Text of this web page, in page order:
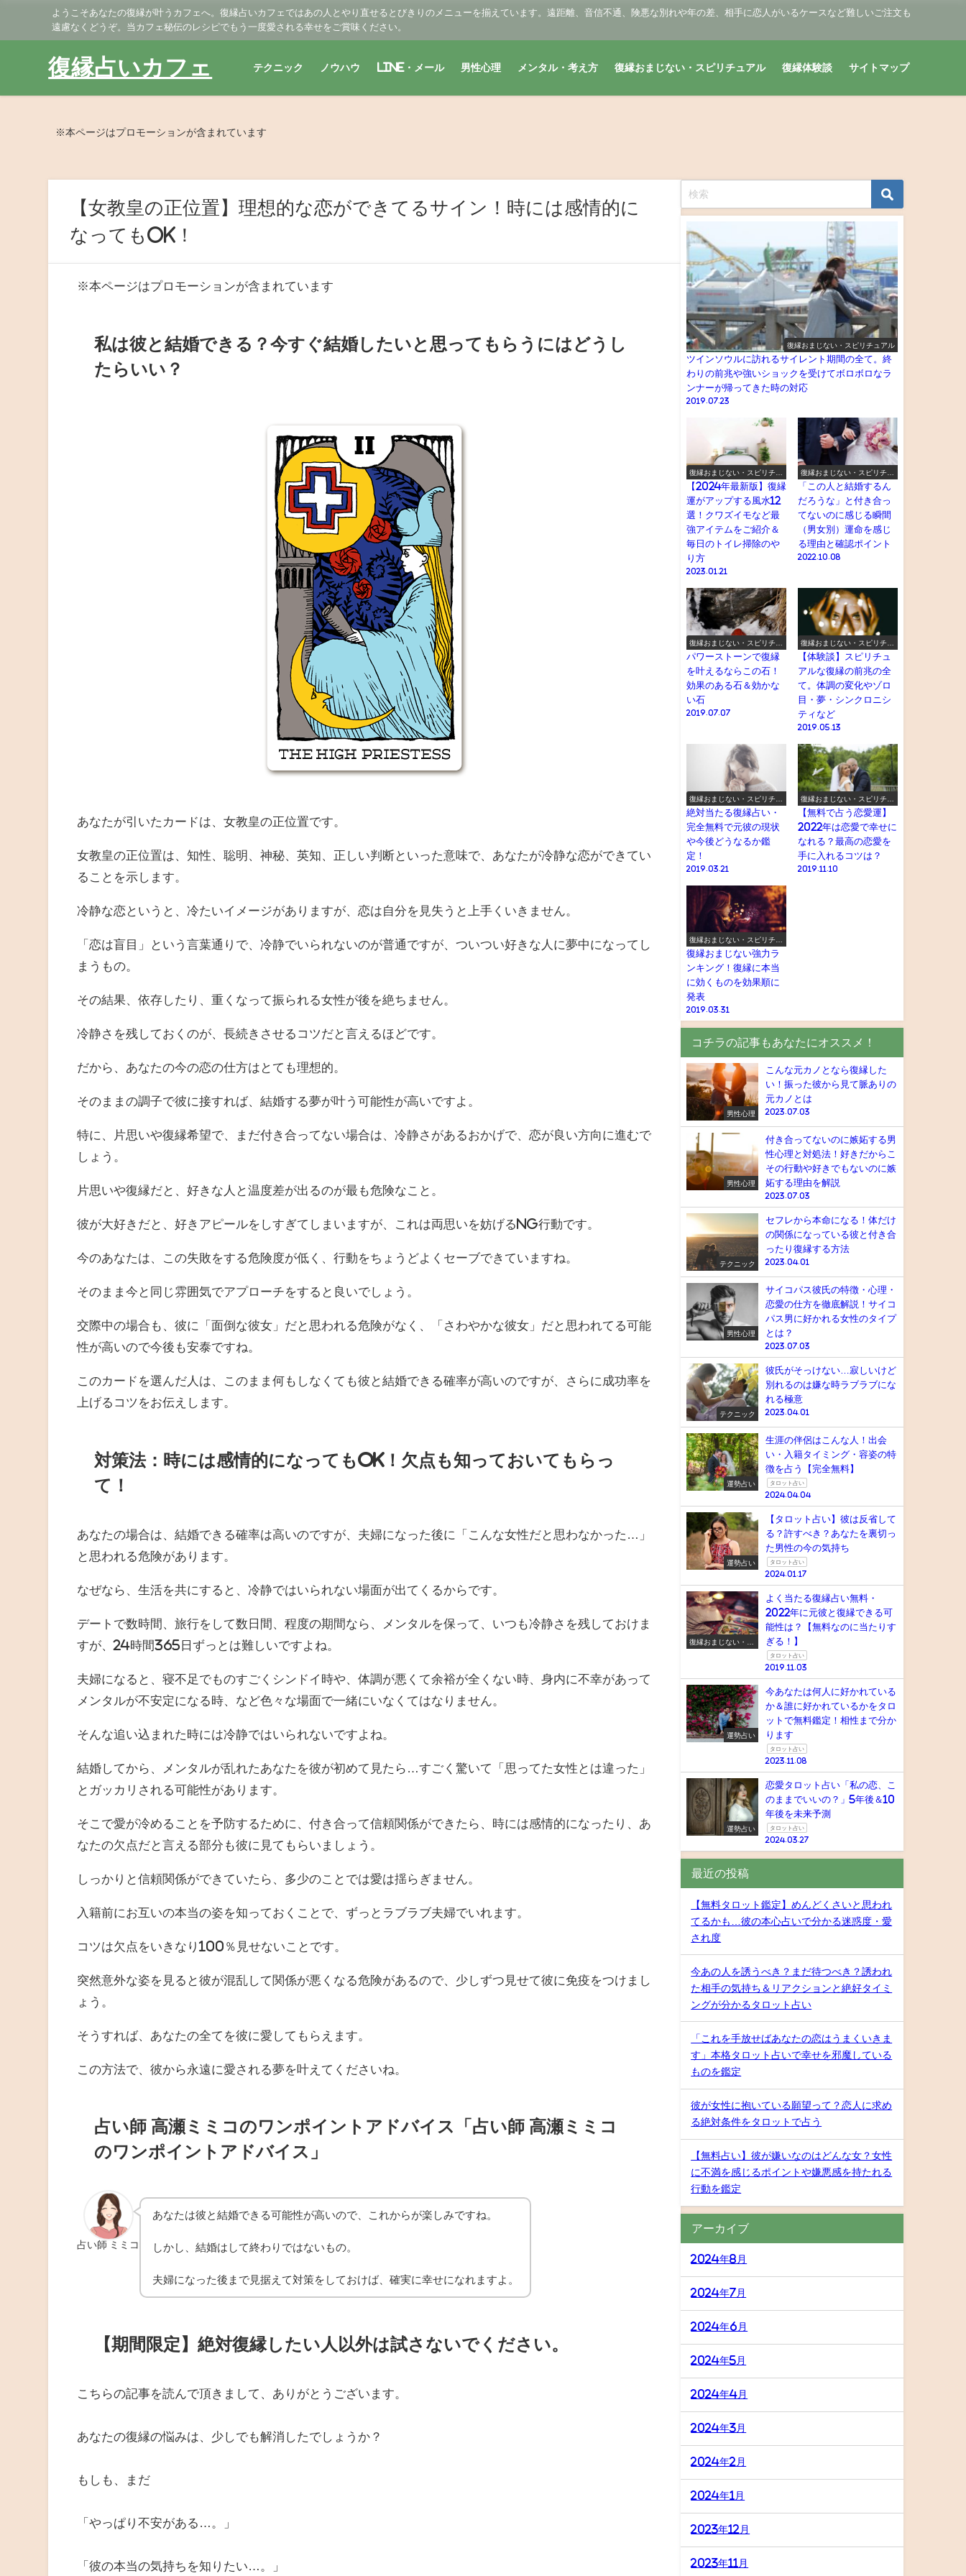
ようこそあなたの復縁が叶うカフェへ。復縁占いカフェではあの人とやり直せるとびきりのメニューを揃えています。遠距離、音信不通、険悪な別れや年の差、相手に恋人がいるケースなど難しいご注文も
遠慮なくどうぞ。当カフェ秘伝のレシピでもう一度愛される幸せをご賞味ください。
復縁占いカフェ テクニック ノウハウ LINE・メール 男性心理 メンタル・考え方 復縁おまじない・スピリチュアル 復縁体験談 サイトマップ
※本ページはプロモーションが含まれています
【女教皇の正位置】理想的な恋ができてるサイン！時には感情的に
なってもOK！
※本ページはプロモーションが含まれています
私は彼と結婚できる？今すぐ結婚したいと思ってもらうにはどうし
たらいい？
あなたが引いたカードは、女教皇の正位置です。
女教皇の正位置は、知性、聡明、神秘、英知、正しい判断といった意味で、あなたが冷静な恋ができてい
ることを示します。
冷静な恋というと、冷たいイメージがありますが、恋は自分を見失うと上手くいきません。
「恋は盲目」という言葉通りで、冷静でいられないのが普通ですが、ついつい好きな人に夢中になってし
まうもの。
その結果、依存したり、重くなって振られる女性が後を絶ちません。
冷静さを残しておくのが、長続きさせるコツだと言えるほどです。
だから、あなたの今の恋の仕方はとても理想的。
そのままの調子で彼に接すれば、結婚する夢が叶う可能性が高いですよ。
特に、片思いや復縁希望で、まだ付き合ってない場合は、冷静さがあるおかげで、恋が良い方向に進むで
しょう。
片思いや復縁だと、好きな人と温度差が出るのが最も危険なこと。
彼が大好きだと、好きアピールをしすぎてしまいますが、これは両思いを妨げるNG行動です。
今のあなたは、この失敗をする危険度が低く、行動をちょうどよくセーブできていますね。
そのまま今と同じ雰囲気でアプローチをすると良いでしょう。
交際中の場合も、彼に「面倒な彼女」だと思われる危険がなく、「さわやかな彼女」だと思われてる可能
性が高いので今後も安泰ですね。
このカードを選んだ人は、このまま何もしなくても彼と結婚できる確率が高いのですが、さらに成功率を
上げるコツをお伝えします。
対策法：時には感情的になってもOK！欠点も知っておいてもらっ
て！
あなたの場合は、結婚できる確率は高いのですが、夫婦になった後に「こんな女性だと思わなかった…」
と思われる危険があります。
なぜなら、生活を共にすると、冷静ではいられない場面が出てくるからです。
デートで数時間、旅行をして数日間、程度の期間なら、メンタルを保って、いつも冷静さを残しておけま
すが、24時間365日ずっとは難しいですよね。
夫婦になると、寝不足でものすごくシンドイ時や、体調が悪くて余裕が全くない時、身内に不幸があって
メンタルが不安定になる時、など色々な場面で一緒にいなくてはなりません。
そんな追い込まれた時には冷静ではいられないですよね。
結婚してから、メンタルが乱れたあなたを彼が初めて見たら…すごく驚いて「思ってた女性とは違った」
とガッカリされる可能性があります。
そこで愛が冷めることを予防するために、付き合って信頼関係ができたら、時には感情的になったり、あ
なたの欠点だと言える部分も彼に見てもらいましょう。
しっかりと信頼関係ができていたら、多少のことでは愛は揺らぎません。
入籍前にお互いの本当の姿を知っておくことで、ずっとラブラブ夫婦でいれます。
コツは欠点をいきなり100％見せないことです。
突然意外な姿を見ると彼が混乱して関係が悪くなる危険があるので、少しずつ見せて彼に免疫をつけまし
ょう。
そうすれば、あなたの全てを彼に愛してもらえます。
この方法で、彼から永遠に愛される夢を叶えてくださいね。
占い師 高瀬ミミコのワンポイントアドバイス「占い師 高瀬ミミコ
のワンポイントアドバイス」
占い師 ミミコ
あなたは彼と結婚できる可能性が高いので、これからが楽しみですね。
しかし、結婚はして終わりではないもの。
夫婦になった後まで見据えて対策をしておけば、確実に幸せになれますよ。
【期間限定】絶対復縁したい人以外は試さないでください。
こちらの記事を読んで頂きまして、ありがとうございます。
あなたの復縁の悩みは、少しでも解消したでしょうか？
もしも、まだ
「やっぱり不安がある…。」
「彼の本当の気持ちを知りたい…。」
復縁おまじない・スピリチュアル
ツインソウルに訪れるサイレント期間の全て。終
わりの前兆や強いショックを受けてボロボロなラ
ンナーが帰ってきた時の対応
2019.07.23
復縁おまじない・スピリチュ
アル
【2024年最新版】復縁
運がアップする風水12
選！クワズイモなど最
強アイテムをご紹介＆
毎日のトイレ掃除のや
り方
2023.01.21
復縁おまじない・スピリチュ
アル
「この人と結婚するん
だろうな」と付き合っ
てないのに感じる瞬間
（男女別）運命を感じ
る理由と確認ポイント
2022.10.08
復縁おまじない・スピリチュ
アル
パワーストーンで復縁
を叶えるならこの石！
効果のある石＆効かな
い石
2019.07.07
復縁おまじない・スピリチュ
アル
【体験談】スピリチュ
アルな復縁の前兆の全
て。体調の変化やゾロ
目・夢・シンクロニシ
ティなど
2019.05.13
復縁おまじない・スピリチュ
アル
絶対当たる復縁占い・
完全無料で元彼の現状
や今後どうなるか鑑
定！
2019.03.21
復縁おまじない・スピリチュ
アル
【無料で占う恋愛運】
2022年は恋愛で幸せに
なれる？最高の恋愛を
手に入れるコツは？
2019.11.10
復縁おまじない・スピリチュ
アル
復縁おまじない強力ラ
ンキング！復縁に本当
に効くものを効果順に
発表
2019.03.31
コチラの記事もあなたにオススメ！
男性心理
こんな元カノとなら復縁した
い！振った彼から見て脈ありの
元カノとは
2023.07.03
男性心理
付き合ってないのに嫉妬する男
性心理と対処法！好きだからこ
その行動や好きでもないのに嫉
妬する理由を解説
2023.07.03
テクニック
セフレから本命になる！体だけ
の関係になっている彼と付き合
ったり復縁する方法
2023.04.01
男性心理
サイコパス彼氏の特徴・心理・
恋愛の仕方を徹底解説！サイコ
パス男に好かれる女性のタイプ
とは？
2023.07.03
テクニック
彼氏がそっけない…寂しいけど
別れるのは嫌な時ラブラブにな
れる極意
2023.04.01
運勢占い
生涯の伴侶はこんな人！出会
い・入籍タイミング・容姿の特
徴を占う【完全無料】
タロット占い
2024.04.04
運勢占い
【タロット占い】彼は反省して
る？許すべき？あなたを裏切っ
た男性の今の気持ち
タロット占い
2024.01.17
復縁おまじない・ス
よく当たる復縁占い無料・
2022年に元彼と復縁できる可
能性は？【無料なのに当たりす
ぎる！】
タロット占い
2019.11.03
運勢占い
今あなたは何人に好かれている
か＆誰に好かれているかをタロ
ットで無料鑑定！相性まで分か
ります
タロット占い
2023.11.08
運勢占い
恋愛タロット占い「私の恋、こ
のままでいいの？」5年後＆10
年後を未来予測
タロット占い
2024.03.27
最近の投稿
【無料タロット鑑定】めんどくさいと思われ
てるかも…彼の本心占いで分かる迷惑度・愛
され度
今あの人を誘うべき？まだ待つべき？誘われ
た相手の気持ち＆リアクションと絶好タイミ
ングが分かるタロット占い
「これを手放せばあなたの恋はうまくいきま
す」本格タロット占いで幸せを邪魔している
ものを鑑定
彼が女性に抱いている願望って？恋人に求め
る絶対条件をタロットで占う
【無料占い】彼が嫌いなのはどんな女？女性
に不満を感じるポイントや嫌悪感を持たれる
行動を鑑定
アーカイブ
2024年8月
2024年7月
2024年6月
2024年5月
2024年4月
2024年3月
2024年2月
2024年1月
2023年12月
2023年11月